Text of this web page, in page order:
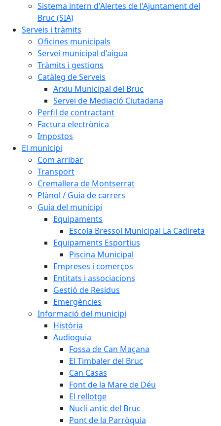
Sistema intern d'Alertes de l'Ajuntament del
Bruc (SIA)
Serveis i tràmits
Oficines municipals
Servei municipal d'aigua
Tràmits i gestions
Catàleg de Serveis
Arxiu Municipal del Bruc
Servei de Mediació Ciutadana
Perfil de contractant
Factura electrònica
Impostos
El municipi
Com arribar
Transport
Cremallera de Montserrat
Plànol / Guia de carrers
Guia del municipi
Equipaments
Escola Bressol Municipal La Cadireta
Equipaments Esportius
Piscina Municipal
Empreses i comerços
Entitats i associacions
Gestió de Residus
Emergències
Informació del municipi
Història
Audioguia
Fossa de Can Maçana
El Timbaler del Bruc
Can Casas
Font de la Mare de Déu
El rellotge
Nucli antic del Bruc
Pont de la Parròquia